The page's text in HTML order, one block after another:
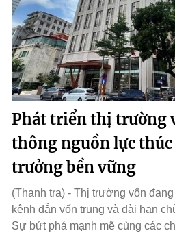
Phát triển thị trường
thông nguồn lực thúc
trưởng bền vững
(Thanh tra) - Thị trường vốn
kênh dẫn vốn trung và dài hạn
Sự bứt phá mạnh mẽ cùng các